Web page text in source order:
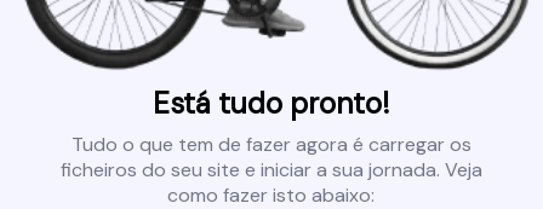
Está tudo pronto!
Tudo o que tem de fazer agora é carregar os
ficheiros do seu site e iniciar a sua jornada. Veja
como fazer isto abaixo: